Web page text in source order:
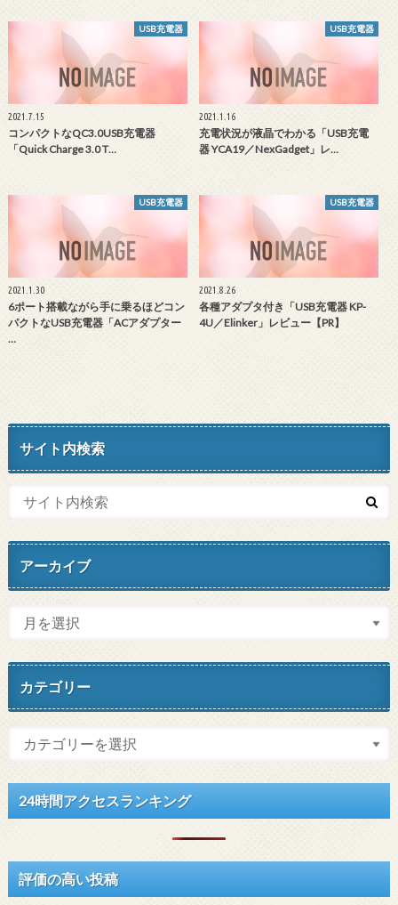
USB充電器
2021.7.15
コンパクトなQC3.0USB充電器
「Quick Charge 3.0 T…
USB充電器
2021.1.16
充電状況が液晶でわかる「USB充電
器 YCA19／NexGadget」レ…
USB充電器
2021.1.30
6ポート搭載ながら手に乗るほどコン
パクトなUSB充電器「ACアダプター
…
USB充電器
2021.8.26
各種アダプタ付き「USB充電器 KP-
4U／Elinker」レビュー【PR】
サイト内検索
アーカイブ
カテゴリー
24時間アクセスランキング
評価の高い投稿